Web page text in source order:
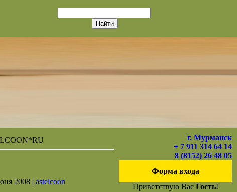
2008 | astelcoon
г. Мурманск
+ 7 911 314 64 14
8 (8152) 26 48 05
Форма входа
Приветствую Вас Гость!